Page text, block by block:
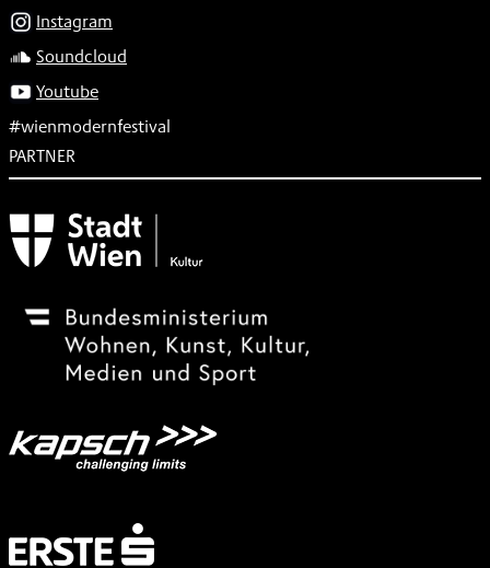
Instagram
Soundcloud
Youtube
#wienmodernfestival
PARTNER
Subventionsgeber